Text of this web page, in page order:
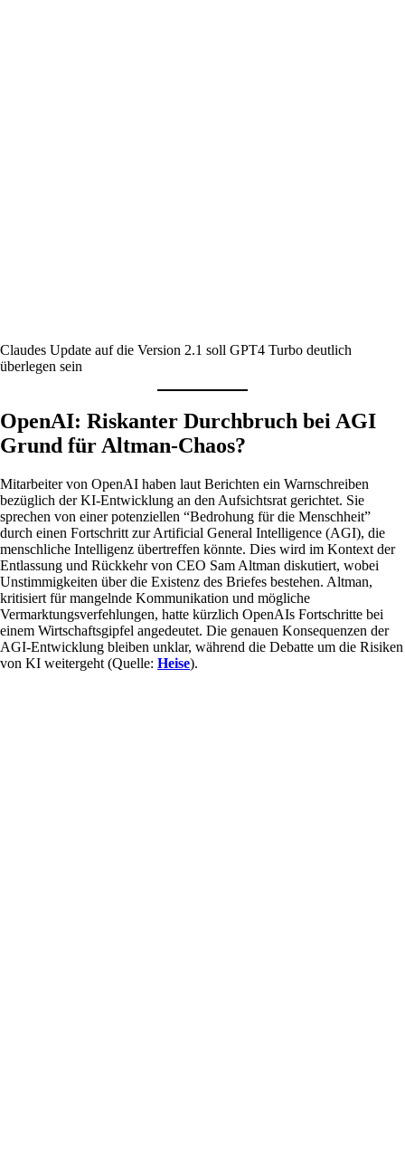
Claudes Update auf die Version 2.1 soll GPT4 Turbo deutlich
überlegen sein
OpenAI: Riskanter Durchbruch bei AGI
Grund für Altman-Chaos?
Mitarbeiter von OpenAI haben laut Berichten ein Warnschreiben
bezüglich der KI-Entwicklung an den Aufsichtsrat gerichtet. Sie
sprechen von einer potenziellen “Bedrohung für die Menschheit”
durch einen Fortschritt zur Artificial General Intelligence (AGI), die
menschliche Intelligenz übertreffen könnte. Dies wird im Kontext der
Entlassung und Rückkehr von CEO Sam Altman diskutiert, wobei
Unstimmigkeiten über die Existenz des Briefes bestehen. Altman,
kritisiert für mangelnde Kommunikation und mögliche
Vermarktungsverfehlungen, hatte kürzlich OpenAIs Fortschritte bei
einem Wirtschaftsgipfel angedeutet. Die genauen Konsequenzen der
AGI-Entwicklung bleiben unklar, während die Debatte um die Risiken
von KI weitergeht (Quelle: Heise).